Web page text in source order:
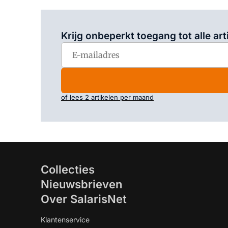
Krijg onbeperkt toegang tot alle
of lees 2 artikelen per maand
Collecties
Nieuwsbrieven
Over SalarisNet
Klantenservice